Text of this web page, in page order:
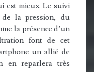
est mieux. Le suivi
la pression, du
la présence d’un
font de cet
un allié de
en reparlera très